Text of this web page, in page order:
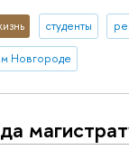
студенты
Новгороде